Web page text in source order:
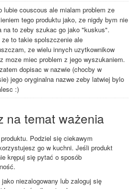
lubie couscous ale mialam problem ze
tego produktu jako, ze nigdy bym nie
na to zeby szukac go jako "kuskus".
ze to takie spolszczenie ale
ze wielu innych uzytkownikow
moze miec problem z jego wyszukaniem.
dopisac w nazwie (chocby w
jego oryginalna nazwe zeby latwiej bylo
:)
na temat ważenia
Podziel się ciekawym
go w kuchni. Jeśli produkt
krępuj się pytać o sposób
niezalogowany lub zaloguj się